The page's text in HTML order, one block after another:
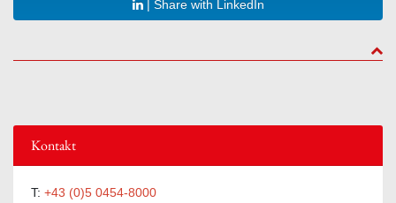
| Share with LinkedIn
to
Kontakt
T: +43 (0)5 0454-8000